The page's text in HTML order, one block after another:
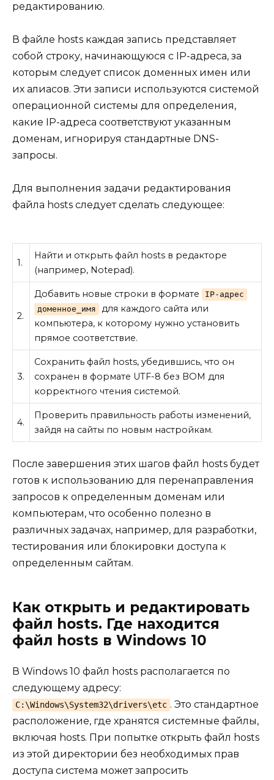
редактированию.
В файле hosts каждая запись представляет
собой строку, начинающуюся с IP-адреса, за
которым следует список доменных имен или
их алиасов. Эти записи используются системой
операционной системы для определения,
какие IP-адреса соответствуют указанным
доменам, игнорируя стандартные DNS-
запросы.
Для выполнения задачи редактирования
файла hosts следует сделать следующее:
1.
Найти и открыть файл hosts в редакторе
(например, Notepad).
2.
Добавить новые строки в формате
IP-адрес
доменное_имя
для каждого сайта или
компьютера, к которому нужно установить
прямое соответствие.
3.
Сохранить файл hosts, убедившись, что он
сохранен в формате UTF-8 без BOM для
корректного чтения системой.
4.
Проверить правильность работы изменений,
зайдя на сайты по новым настройкам.
После завершения этих шагов файл hosts будет
готов к использованию для перенаправления
запросов к определенным доменам или
компьютерам, что особенно полезно в
различных задачах, например, для разработки,
тестирования или блокировки доступа к
определенным сайтам.
Как открыть и редактировать
файл hosts. Где находится
файл hosts в Windows 10
В Windows 10 файл hosts располагается по
следующему адресу:
C:\Windows\System32\drivers\etc . Это стандартное
расположение, где хранятся системные файлы,
включая hosts. При попытке открыть файл hosts
из этой директории без необходимых прав
доступа система может запросить